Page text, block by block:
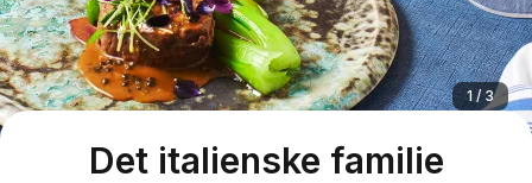
Det italienske familie
1 / 3